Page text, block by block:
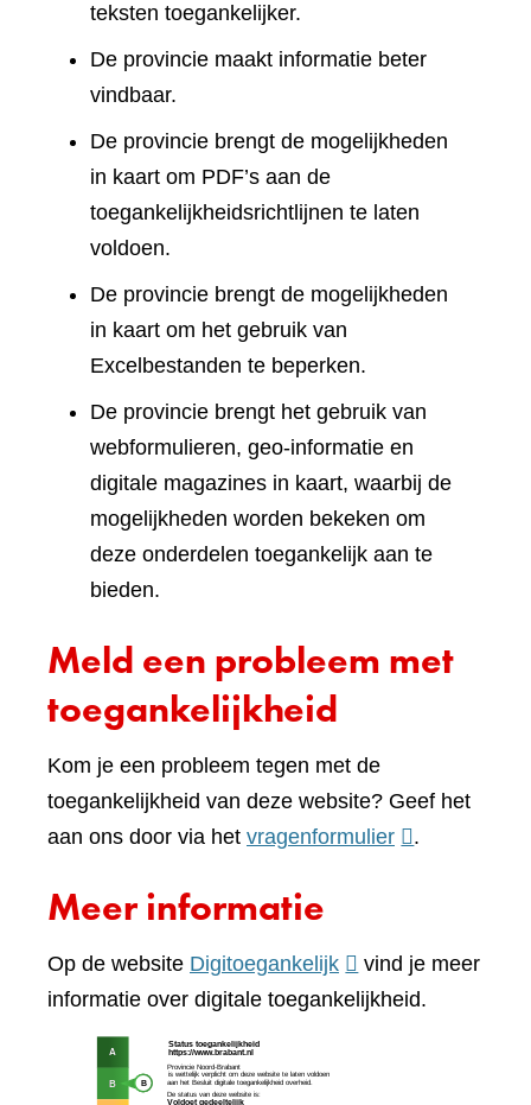
teksten toegankelijker.
De provincie maakt informatie beter
vindbaar.
De provincie brengt de mogelijkheden
in kaart om PDF’s aan de
toegankelijkheidsrichtlijnen te laten
voldoen.
De provincie brengt de mogelijkheden
in kaart om het gebruik van
Excelbestanden te beperken.
De provincie brengt het gebruik van
webformulieren, geo-informatie en
digitale magazines in kaart, waarbij de
mogelijkheden worden bekeken om
deze onderdelen toegankelijk aan te
bieden.
Meld een probleem met
toegankelijkheid
Kom je een probleem tegen met de
toegankelijkheid van deze website? Geef het
aan ons door via het vragenformulier(verwijst
website)
.
Meer informatie
Op de website Digitoegankelijk(verwijst
naar
vind je meer
informatie over digitale toegankelijkheid.